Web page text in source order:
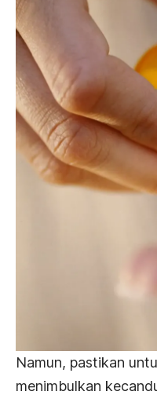
Namun, pastikan
menimbulkan